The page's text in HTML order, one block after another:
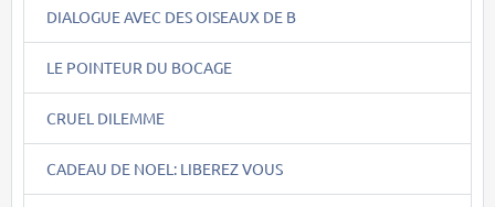
DIALOGUE AVEC DES OISEAUX DE B
LE POINTEUR DU BOCAGE
CRUEL DILEMME
CADEAU DE NOEL: LIBEREZ VOUS